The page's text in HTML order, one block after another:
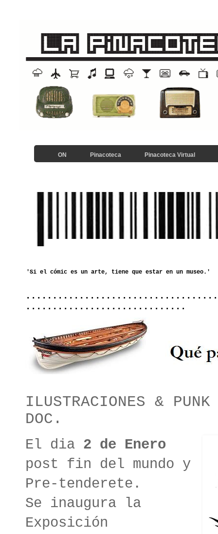
ON Pinacoteca Pinacoteca Virtual
..............................
ILUSTRACIONES &
DOC.
El dia 2 de Enero
post fin del mundo y
Pre-tenderete.
Se inaugura la
Exposición